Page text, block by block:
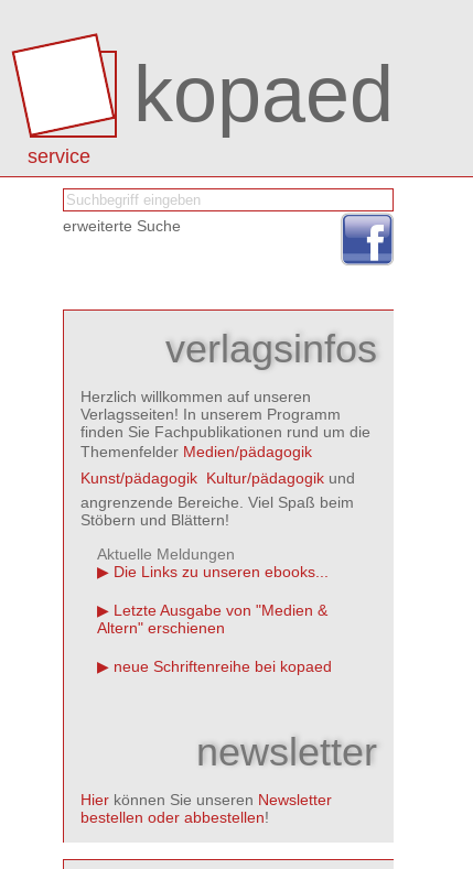
kopaed
service
erweiterte Suche
verlagsinfos
Herzlich willkommen auf unseren
Verlagsseiten! In unserem Programm
finden Sie Fachpublikationen rund um die
Themenfelder Medien/pädagogik
Kunst/pädagogik Kultur/pädagogik und
angrenzende Bereiche. Viel Spaß beim
Stöbern und Blättern!
Aktuelle Meldungen
Die Links zu unseren ebooks...
Letzte Ausgabe von "Medien &
Altern" erschienen
neue Schriftenreihe bei kopaed
newsletter
Hier können Sie unseren Newsletter
bestellen oder abbestellen!